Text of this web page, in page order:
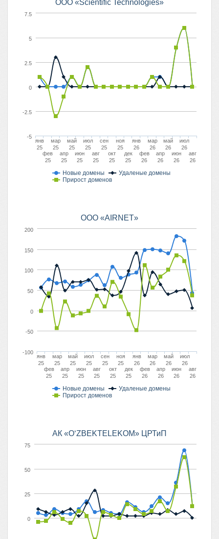
OOO «Scientific Technologies»
Новые домены
Удаленые домены
Прирост доменов
янв
25
фев
25
мар
25
апр
25
май
25
июн
25
июл
25
авг
25
сен
25
окт
25
ноя
25
дек
25
янв
26
фев
26
мар
26
апр
26
май
26
июн
26
июл
26
авг
26
0
-5
-2.5
2.5
5
7.5
ООО «AIRNET»
Новые домены
Удаленые домены
Прирост доменов
янв
25
фев
25
мар
25
апр
25
май
25
июн
25
июл
25
авг
25
сен
25
окт
25
ноя
25
дек
25
янв
26
фев
26
мар
26
апр
26
май
26
июн
26
июл
26
авг
26
-100
-50
0
50
100
150
200
АК «O‘ZBEKTELEKOM» ЦРТиП
0
25
50
75